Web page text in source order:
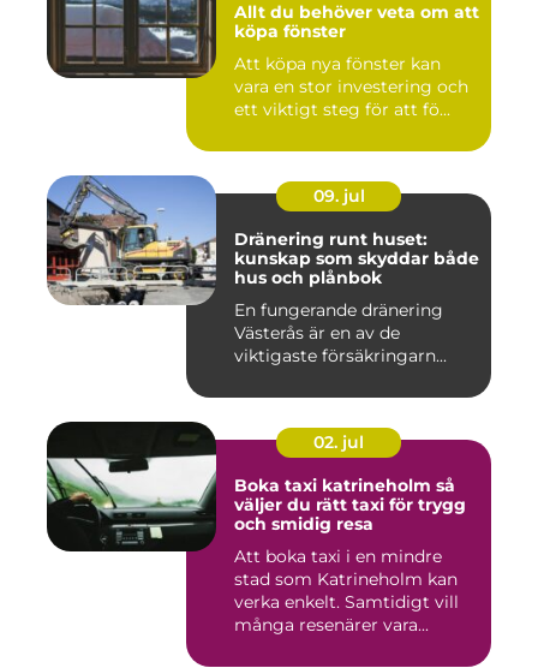
Allt du behöver veta om att
köpa fönster
Att köpa nya fönster kan
vara en stor investering och
ett viktigt steg för att fö...
09. jul
Dränering runt huset:
kunskap som skyddar både
hus och plånbok
En fungerande dränering
Västerås är en av de
viktigaste försäkringarn...
02. jul
Boka taxi katrineholm så
väljer du rätt taxi för trygg
och smidig resa
Att boka taxi i en mindre
stad som Katrineholm kan
verka enkelt. Samtidigt vill
många resenärer vara...